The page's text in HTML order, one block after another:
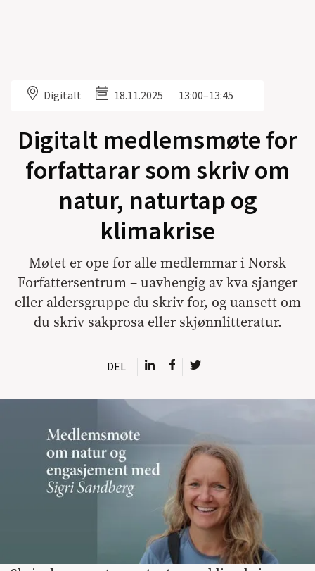
Digitalt 18.11.2025 13:00–13:45
Digitalt medlemsmøte for
forfattarar som skriv om
natur, naturtap og
klimakrise
Møtet er ope for alle medlemmar i Norsk
Forfattersentrum – uavhengig av kva sjanger
eller aldersgruppe du skriv for, og uansett om
du skriv sakprosa eller skjønnlitteratur.
DEL